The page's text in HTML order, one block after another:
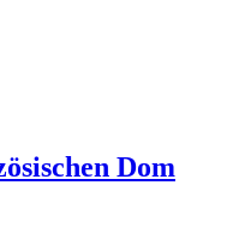
Dom